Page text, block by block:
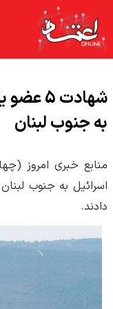
شهادت
به جنوب لبنان
منابع خبری امروز
اسرائیل به جنوب
دادند.